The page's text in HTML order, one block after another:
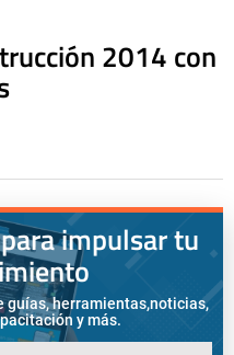
2014 con
impulsar tu
guías, herramientas,noticias,
y más.